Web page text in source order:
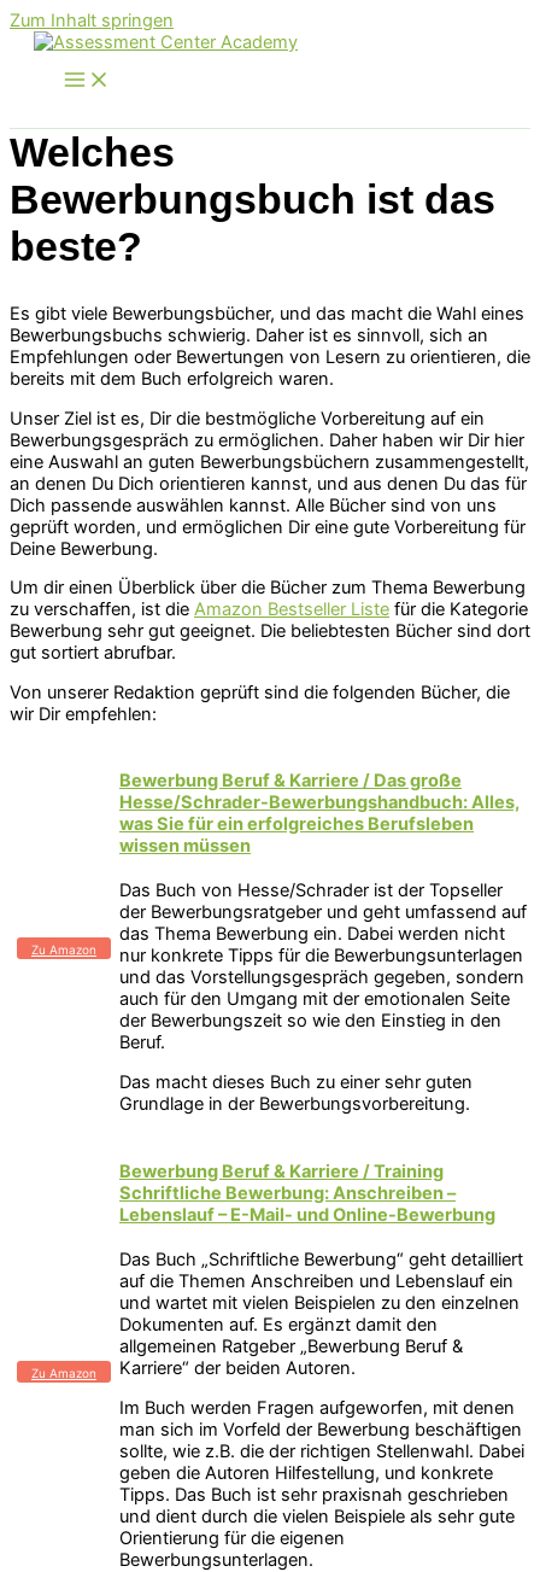
Zum Inhalt springen
Welches
Bewerbungsbuch ist das
beste?
Es gibt viele Bewerbungsbücher, und das macht die Wahl eines
Bewerbungsbuchs schwierig. Daher ist es sinnvoll, sich an
Empfehlungen oder Bewertungen von Lesern zu orientieren, die
bereits mit dem Buch erfolgreich waren.
Unser Ziel ist es, Dir die bestmögliche Vorbereitung auf ein
Bewerbungsgespräch zu ermöglichen. Daher haben wir Dir hier
eine Auswahl an guten Bewerbungsbüchern zusammengestellt,
an denen Du Dich orientieren kannst, und aus denen Du das für
Dich passende auswählen kannst. Alle Bücher sind von uns
geprüft worden, und ermöglichen Dir eine gute Vorbereitung für
Deine Bewerbung.
Um dir einen Überblick über die Bücher zum Thema Bewerbung
zu verschaffen, ist die Amazon Bestseller Liste für die Kategorie
Bewerbung sehr gut geeignet. Die beliebtesten Bücher sind dort
gut sortiert abrufbar.
Von unserer Redaktion geprüft sind die folgenden Bücher, die
wir Dir empfehlen:
Zu Amazon
Bewerbung Beruf & Karriere / Das große
Hesse/Schrader-Bewerbungshandbuch: Alles,
was Sie für ein erfolgreiches Berufsleben
wissen müssen
Das Buch von Hesse/Schrader ist der Topseller
der Bewerbungsratgeber und geht umfassend auf
das Thema Bewerbung ein. Dabei werden nicht
nur konkrete Tipps für die Bewerbungsunterlagen
und das Vorstellungsgespräch gegeben, sondern
auch für den Umgang mit der emotionalen Seite
der Bewerbungszeit so wie den Einstieg in den
Beruf.
Das macht dieses Buch zu einer sehr guten
Grundlage in der Bewerbungsvorbereitung.
Zu Amazon
Bewerbung Beruf & Karriere / Training
Schriftliche Bewerbung: Anschreiben –
Lebenslauf – E-Mail- und Online-Bewerbung
Das Buch „Schriftliche Bewerbung“ geht detailliert
auf die Themen Anschreiben und Lebenslauf ein
und wartet mit vielen Beispielen zu den einzelnen
Dokumenten auf. Es ergänzt damit den
allgemeinen Ratgeber „Bewerbung Beruf &
Karriere“ der beiden Autoren.
Im Buch werden Fragen aufgeworfen, mit denen
man sich im Vorfeld der Bewerbung beschäftigen
sollte, wie z.B. die der richtigen Stellenwahl. Dabei
geben die Autoren Hilfestellung, und konkrete
Tipps. Das Buch ist sehr praxisnah geschrieben
und dient durch die vielen Beispiele als sehr gute
Orientierung für die eigenen
Bewerbungsunterlagen.